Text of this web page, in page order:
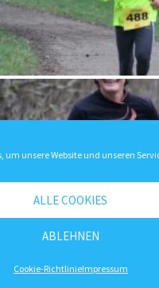
um unsere Website und unseren
ALLE COOKIES
ABLEHNEN
Cookie-RichtlinieImpressum